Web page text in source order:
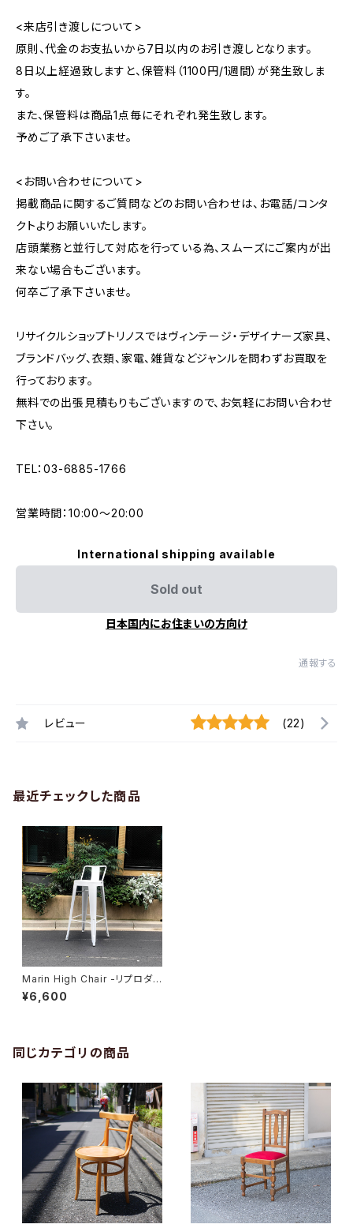
<来店引き渡しについて>
原則、代金のお支払いから7日以内のお引き渡しとなります。
8日以上経過致しますと、保管料（1100円/1週間）が発生致しま
す。
また、保管料は商品1点毎にそれぞれ発生致します。
予めご了承下さいませ。
<お問い合わせについて>
掲載商品に関するご質問などのお問い合わせは、お電話/コンタ
クトよりお願いいたします。
店頭業務と並行して対応を行っている為、スムーズにご案内が出
来ない場合もございます。
何卒ご了承下さいませ。
リサイクルショップトリノスではヴィンテージ・デザイナーズ家具、
ブランドバッグ、衣類、家電、雑貨などジャンルを問わずお買取を
行っております。
無料での出張見積もりもございますので、お気軽にお問い合わせ
下さい。
TEL：03-6885-1766
営業時間：10:00〜20:00
International shipping available
Sold out
日本国内にお住まいの方向け
通報する
レビュー (22)
最近チェックした商品
Marin High Chair -リプロダク
ト-
¥6,600
同じカテゴリの商品